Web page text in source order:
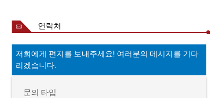
연락처
저희에게 편지를 보내주세요! 여러분의 메시지를 기다
리겠습니다.
문의 타입